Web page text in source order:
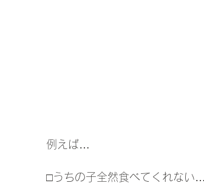
例えば…
□うちの子全然食べてくれない…